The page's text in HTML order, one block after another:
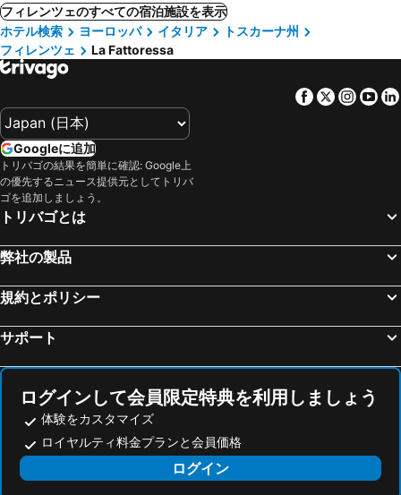
フィレンツェのすべての宿泊施設を表示
ホテル検索
ヨーロッパ イタリア
トスカーナ州
フィレンツェ
La Fattoressa
Facebook
Twitter
Googleに追加
トリバゴの結果を簡単に確認: Google上
の優先するニュース提供元としてトリバ
ゴを追加しましょう。
トリバゴとは
弊社の製品
規約とポリシー
サポート
ログインして会員限定特典を利用しましょう
体験をカスタマイズ
ロイヤルティ料金プランと会員価格
ログイン